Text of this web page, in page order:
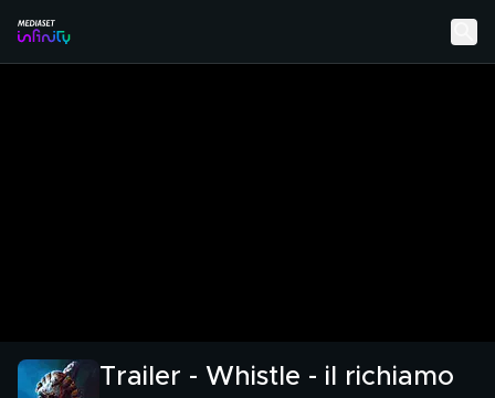
Trailer - Whistle - il richiamo